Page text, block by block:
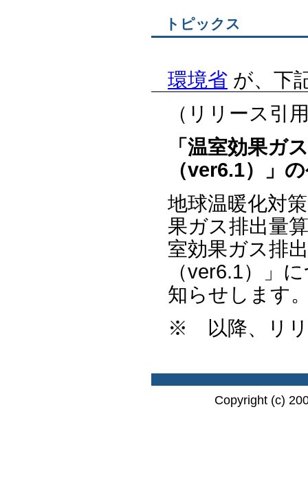
トピックス
環境省 が、下
（リリース引
「温室効果ガ
（ver6.1）」
地球温暖化対
果ガス排出量
室効果ガス排
（ver6.1）」
知らせします
※ 以降、リリ
Copyright (c)